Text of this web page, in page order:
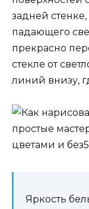
задней
падающего
прекрасно
стекле от
линий внизу,
Яркость